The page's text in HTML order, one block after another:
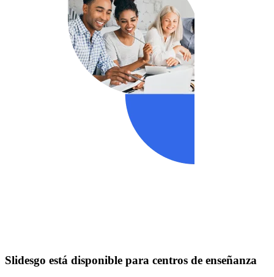
Slidesgo está disponible para centros de enseñanza